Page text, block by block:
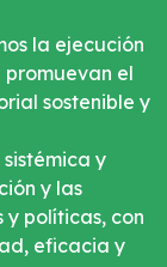
la ejecución
promuevan el
sostenible y
y
y las
y políticas, con
eficacia y